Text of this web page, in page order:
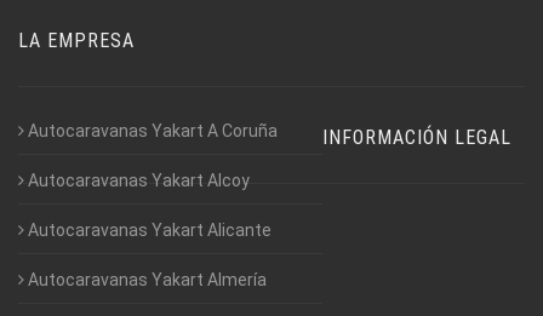
LA EMPRESA
Autocaravanas Yakart A Coruña
Autocaravanas Yakart Alcoy
Autocaravanas Yakart Alicante
Autocaravanas Yakart Almería
INFORMACIÓN LEGAL